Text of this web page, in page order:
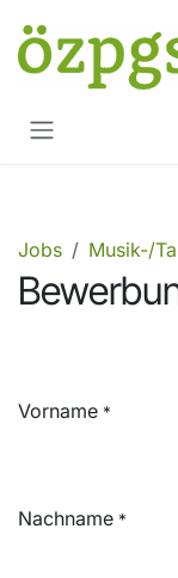
Jobs Musik-/
Vorname *
Nachname *